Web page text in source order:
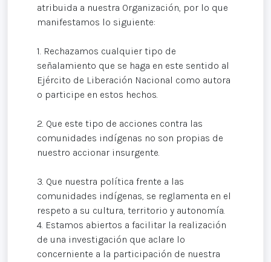
atribuida a nuestra Organización, por lo que
manifestamos lo siguiente:
1. Rechazamos cualquier tipo de
señalamiento que se haga en este sentido al
Ejército de Liberación Nacional como autora
o participe en estos hechos.
2. Que este tipo de acciones contra las
comunidades indígenas no son propias de
nuestro accionar insurgente.
3. Que nuestra política frente a las
comunidades indígenas, se reglamenta en el
respeto a su cultura, territorio y autonomía.
4. Estamos abiertos a facilitar la realización
de una investigación que aclare lo
concerniente a la participación de nuestra